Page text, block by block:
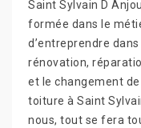
Saint Sylvain D
formée dans le
d’entreprendre
rénovation,
et le changement
toiture à Saint
nous, tout se fera